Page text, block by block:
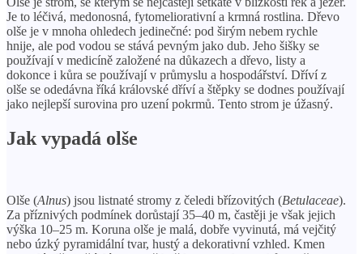
Je to léčivá, medonosná, fytomeliorativní a krmná rostlina. Dřevo
olše je v mnoha ohledech jedinečné: pod širým nebem rychle
hnije, ale pod vodou se stává pevným jako dub. Jeho šišky se
používají v medicíně založené na důkazech a dřevo, listy a
dokonce i kůra se používají v průmyslu a hospodářství. Dříví z
olše se odedávna říká královské dříví a štěpky se dodnes používají
jako nejlepší surovina pro uzení pokrmů. Tento strom je úžasný.
Jak vypadá olše
Olše (Alnus) jsou listnaté stromy z čeledi břízovitých (Betulaceae).
Za příznivých podmínek dorůstají 35–40 m, častěji je však jejich
výška 10–25 m. Koruna olše je malá, dobře vyvinutá, má vejčitý
nebo úzký pyramidální tvar, hustý a dekorativní vzhled. Kmen